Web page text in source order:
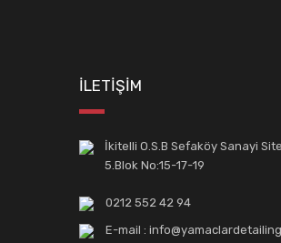
İLETİŞİM
İkitelli O.S.B Sefaköy Sanayi
5.Blok No:15-17-19
0212 552 42 94
E-mail :